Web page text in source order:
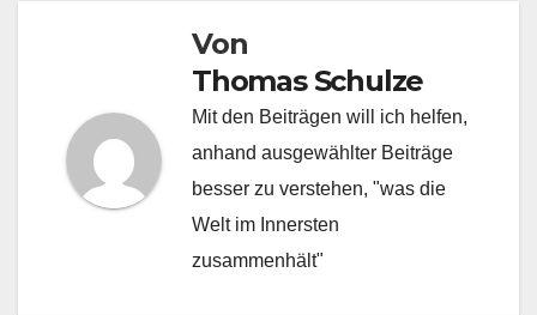
Von
Thomas Schulze
Mit den Beiträgen will ich helfen,
anhand ausgewählter Beiträge
besser zu verstehen, "was die
Welt im Innersten
zusammenhält"